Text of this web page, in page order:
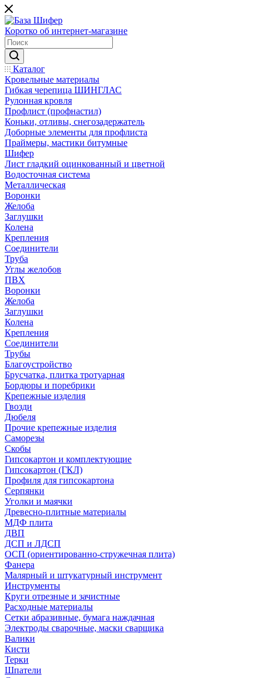
Коротко об интернет-магазине
Каталог
Кровельные материалы
Гибкая черепица ШИНГЛАС
Рулонная кровля
Профлист (профнастил)
Коньки, отливы, снегозадержатель
Доборные элементы для профлиста
Праймеры, мастики битумные
Шифер
Лист гладкий оцинкованный и цветной
Водосточная система
Металлическая
Воронки
Желоба
Заглушки
Колена
Крепления
Соединители
Труба
Углы желобов
ПВХ
Воронки
Желоба
Заглушки
Колена
Крепления
Соединители
Трубы
Благоустройство
Брусчатка, плитка тротуарная
Бордюры и поребрики
Крепежные изделия
Гвозди
Дюбеля
Прочие крепежные изделия
Саморезы
Скобы
Гипсокартон и комплектующие
Гипсокартон (ГКЛ)
Профиля для гипсокартона
Серпянки
Уголки и маячки
Древесно-плитные материалы
МДФ плита
ДВП
ДСП и ЛДСП
ОСП (ориентированно-стружечная плита)
Фанера
Малярный и штукатурный инструмент
Инструменты
Круги отрезные и зачистные
Расходные материалы
Сетки абразивные, бумага наждачная
Электроды сварочные, маски сварщика
Валики
Кисти
Терки
Шпатели